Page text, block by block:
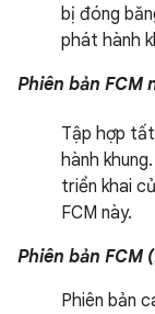
bị đóng
phát hành
Phiên bản FCM
Tập hợp
hành
triển khai
FCM này.
Phiên bản FCM
Phiên bản